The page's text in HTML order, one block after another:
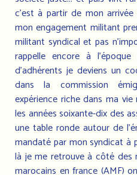
c'est à partir de mon
mon engagement militant
militant syndical et pas
rappelle encore à
d’adhérents je deviens un
dans la commission
expérience riche dans ma
les années soixante-dix des
une table ronde autour de
mandaté par mon syndicat à
là je me retrouve à côté des
marocains en france (AMF)